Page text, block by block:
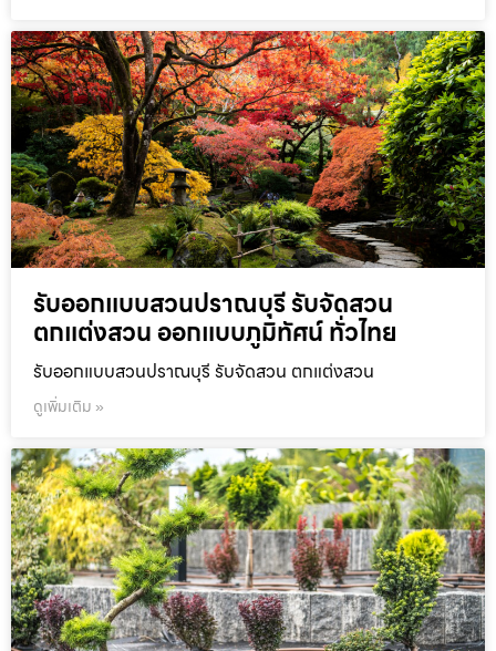
รับออกแบบสวนปราณบุรี รับจัดสวน
ตกแต่งสวน ออกแบบภูมิทัศน์ ทั่วไทย
รับออกแบบสวนปราณบุรี รับจัดสวน ตกแต่งสวน
ดูเพิ่มเติม »